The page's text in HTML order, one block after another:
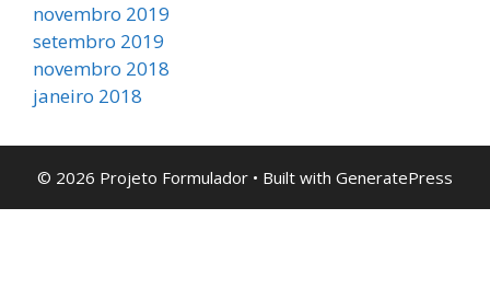
novembro 2019
setembro 2019
novembro 2018
janeiro 2018
© 2026 Projeto Formulador • Built with GeneratePress